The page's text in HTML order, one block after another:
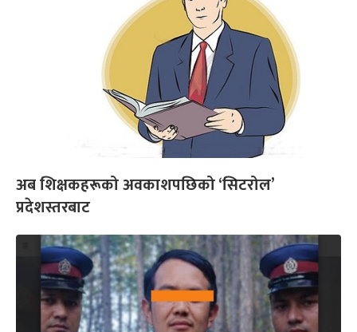
अब शिक्षकहरूको अवकाशपछिको ‘सिटरोल’
प्रदेशस्तरबाट